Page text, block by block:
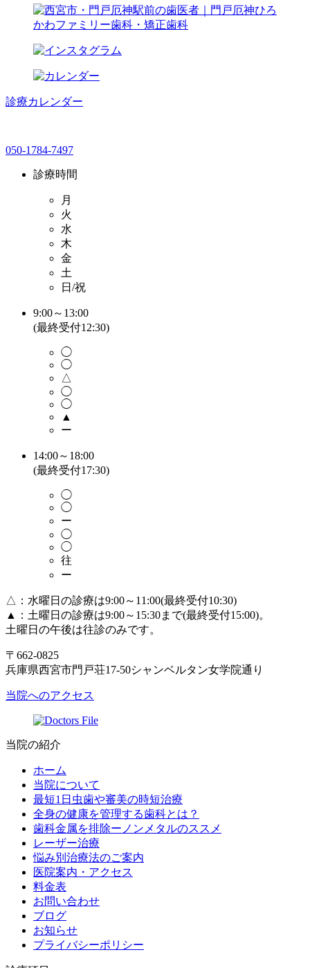
診療カレンダー
050-1784-7497
診療時間
月
火
水
木
金
土
日/祝
9:00～13:00
(最終受付12:30)
◯
◯
△
◯
◯
▲
ー
14:00～18:00
(最終受付17:30)
◯
◯
ー
◯
◯
往
ー
△：水曜日の診療は9:00～11:00(最終受付10:30)
▲：土曜日の診療は9:00～15:30まで(最終受付15:00)。
土曜日の午後は往診のみです。
〒662-0825
兵庫県西宮市門戸荘17-50シャンベルタン女学院通り
当院へのアクセス
当院の紹介
ホーム
当院について
最短1日虫歯や審美の時短治療
全身の健康を管理する歯科とは？
歯科金属を排除ーノンメタルのススメ
レーザー治療
悩み別治療法のご案内
医院案内・アクセス
料金表
お問い合わせ
ブログ
お知らせ
プライバシーポリシー